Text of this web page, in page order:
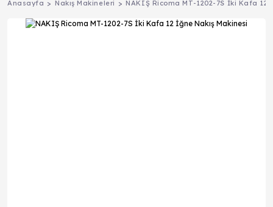
Anasayfa Nakış Makineleri NAKIŞ Ricoma MT-1202-7S İki Kafa 12